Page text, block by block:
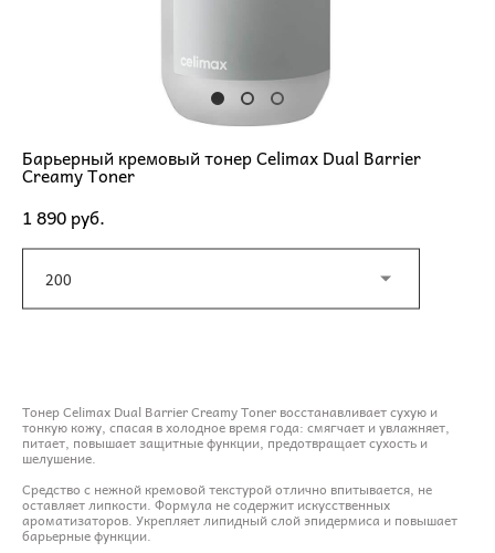
Барьерный кремовый тонер Celimax Dual Barrier
Creamy Toner
1 890 pуб.
200
Тонер Celimax Dual Barrier Creamy Toner восстанавливает сухую и
тонкую кожу, спасая в холодное время года: смягчает и увлажняет,
питает, повышает защитные функции, предотвращает сухость и
шелушение.
Средство с нежной кремовой текстурой отлично впитывается, не
оставляет липкости. Формула не содержит искусственных
ароматизаторов. Укрепляет липидный слой эпидермиса и повышает
барьерные функции.